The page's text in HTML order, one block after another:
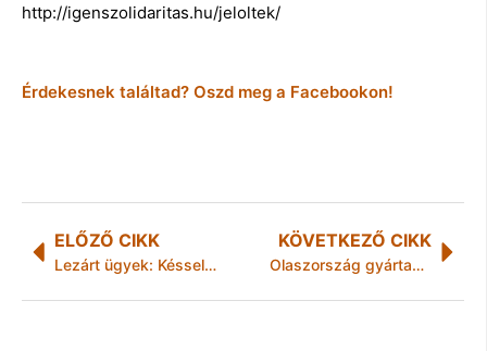
http://igenszolidaritas.hu/jeloltek/
Érdekesnek találtad? Oszd meg a Facebookon!
ELŐZŐ CIKK
Lezárt ügyek: Késsel fenyegetőzött, és betörte egy autó ajtajának üvegét
KÖVETKEZŐ CIKK
Olaszország gyártani kezdi a Szputnyik V vakcinát